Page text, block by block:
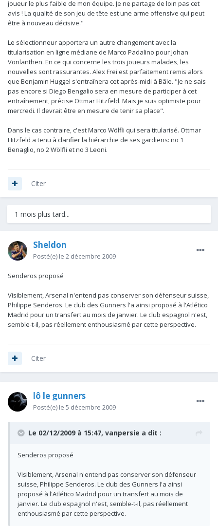
joueur le plus faible de mon équipe. Je ne partage de loin pas cet
avis ! La qualité de son jeu de tête est une arme offensive qui peut
être à nouveau décisive."
Le sélectionneur apportera un autre changement avec la
titularisation en ligne médiane de Marco Padalino pour Johan
Vonlanthen. En ce qui concerne les trois joueurs malades, les
nouvelles sont rassurantes. Alex Frei est parfaitement remis alors
que Benjamin Huggel s'entraînera cet après-midi à Bâle. "Je ne sais
pas encore si Diego Bengalio sera en mesure de participer à cet
entraînement, précise Ottmar Hitzfeld. Mais je suis optimiste pour
mercredi. Il devrait être en mesure de tenir sa place".
Dans le cas contraire, c'est Marco Wölfli qui sera titularisé. Ottmar
Hitzfeld a tenu à clarifier la hiérarchie de ses gardiens: no 1
Benaglio, no 2 Wölfli et no 3 Leoni.
Citer
1 mois plus tard...
Sheldon
Posté(e) le 2 décembre 2009
Senderos proposé
Visiblement, Arsenal n'entend pas conserver son défenseur suisse,
Philippe Senderos. Le club des Gunners l'a ainsi proposé à l'Atlético
Madrid pour un transfert au mois de janvier. Le club espagnol n'est,
semble-t-il, pas réellement enthousiasmé par cette perspective.
Citer
lô le gunners
Posté(e) le 5 décembre 2009
Le 02/12/2009 à 15:47, vanpersie a dit :
Senderos proposé
Visiblement, Arsenal n'entend pas conserver son défenseur
suisse, Philippe Senderos. Le club des Gunners l'a ainsi
proposé à l'Atlético Madrid pour un transfert au mois de
janvier. Le club espagnol n'est, semble-t-il, pas réellement
enthousiasmé par cette perspective.